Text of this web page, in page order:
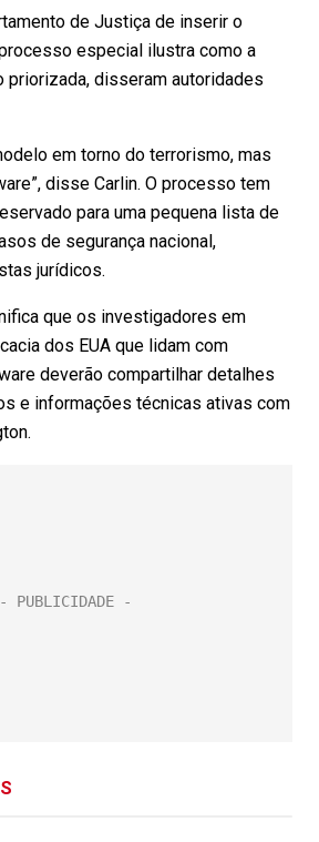
de Justiça de inserir o
especial ilustra como a
priorizada, disseram autoridades
em torno do terrorismo, mas
disse Carlin. O processo tem
para uma pequena lista de
de segurança nacional,
jurídicos.
que os investigadores em
dos EUA que lidam com
deverão compartilhar detalhes
e informações técnicas ativas com